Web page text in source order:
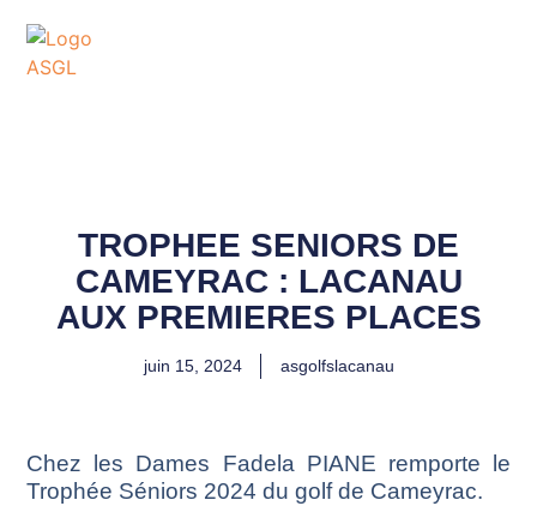
TROPHEE SENIORS DE
CAMEYRAC : LACANAU
AUX PREMIERES PLACES
juin 15, 2024 asgolfslacanau
Chez les Dames Fadela PIANE remporte le
Trophée Séniors 2024 du golf de Cameyrac.